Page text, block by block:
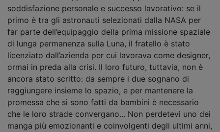
soddisfazione personale e successo lavorativo: se il
primo è tra gli astronauti selezionati dalla NASA per
far parte dell’equipaggio della prima missione spaziale
di lunga permanenza sulla Luna, il fratello è stato
licenziato dall’azienda per cui lavorava come designer,
ormai in preda alla crisi. Il loro futuro, tuttavia, non è
ancora stato scritto: da sempre i due sognano di
raggiungere insieme lo spazio, e per mantenere la
promessa che si sono fatti da bambini è necessario
che le loro strade convergano... Non perdetevi uno dei
manga più emozionanti e coinvolgenti degli ultimi anni,